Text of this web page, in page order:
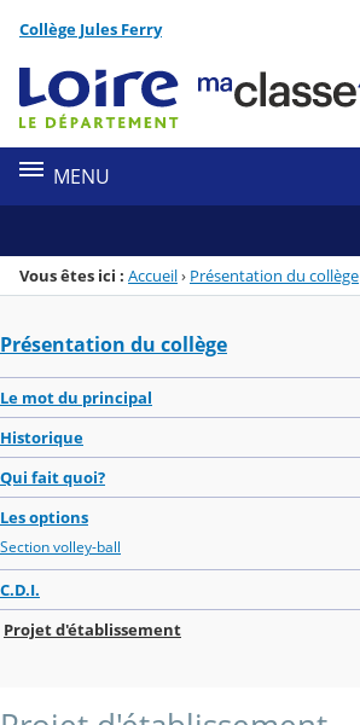
Menu de la rubrique
Contenu
Collège Jules Ferry
MENU
Vous êtes ici : Accueil› Présentation du collège
Présentation du collège
Le mot du principal
Historique
Qui fait quoi?
Les options
Section volley-ball
C.D.I.
Projet d'établissement